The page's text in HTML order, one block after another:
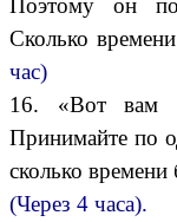
Поэтому он
Сколько
час)
16. «Вот вам
Принимайте по
сколько времени
(Через 4 часа).